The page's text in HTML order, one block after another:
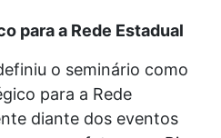
para a Rede Estadual
o seminário como
para a Rede
diante dos eventos